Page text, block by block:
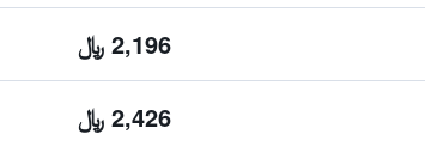
2,196 ﷼
2,426 ﷼